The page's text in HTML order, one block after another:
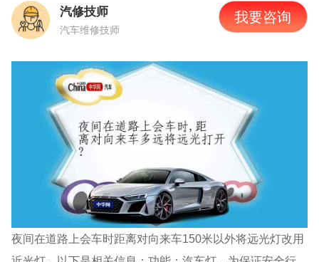
汽修技师
汽车维修技师
我要咨询
夜间在道路上会车时距离对向来车150米以外将远光灯改用